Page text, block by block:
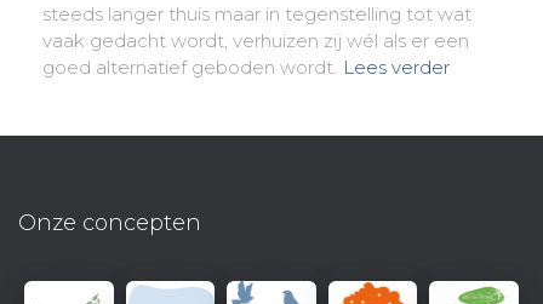
steeds langer thuis maar in tegenstelling tot wat
vaak gedacht wordt, verhuizen zij wél als er een
goed alternatief geboden wordt. Lees verder
Onze concepten